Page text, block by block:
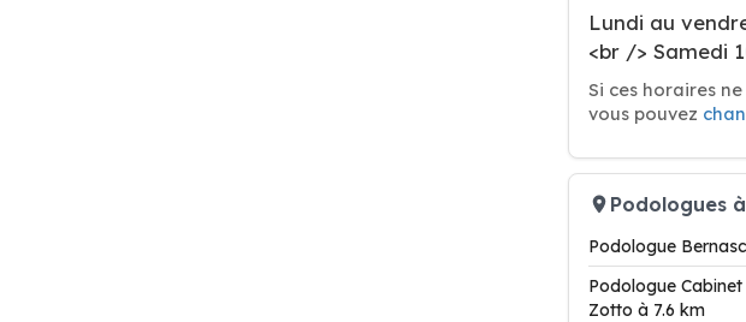
Lundi au
<br /> Samedi
Si ces horaires
vous pouvez
Podologues
Podologue
Podologue
Zotto à 7.6 km